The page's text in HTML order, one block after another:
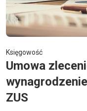
Księgowość
Umowa
ZUS